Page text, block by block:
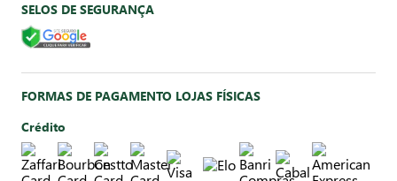
SELOS DE SEGURANÇA
FORMAS DE PAGAMENTO LOJAS FÍSICAS
Crédito